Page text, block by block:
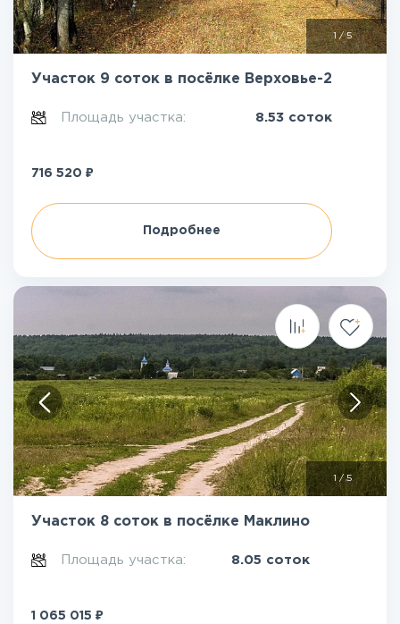
1 /5
Участок 9 соток в посёлке Верховье-2
Площадь участка: 8.53 соток
716 520 ₽
Подробнее
/5
Участок 8 соток в посёлке Маклино
Площадь участка: 8.05 соток
1 065 015 ₽